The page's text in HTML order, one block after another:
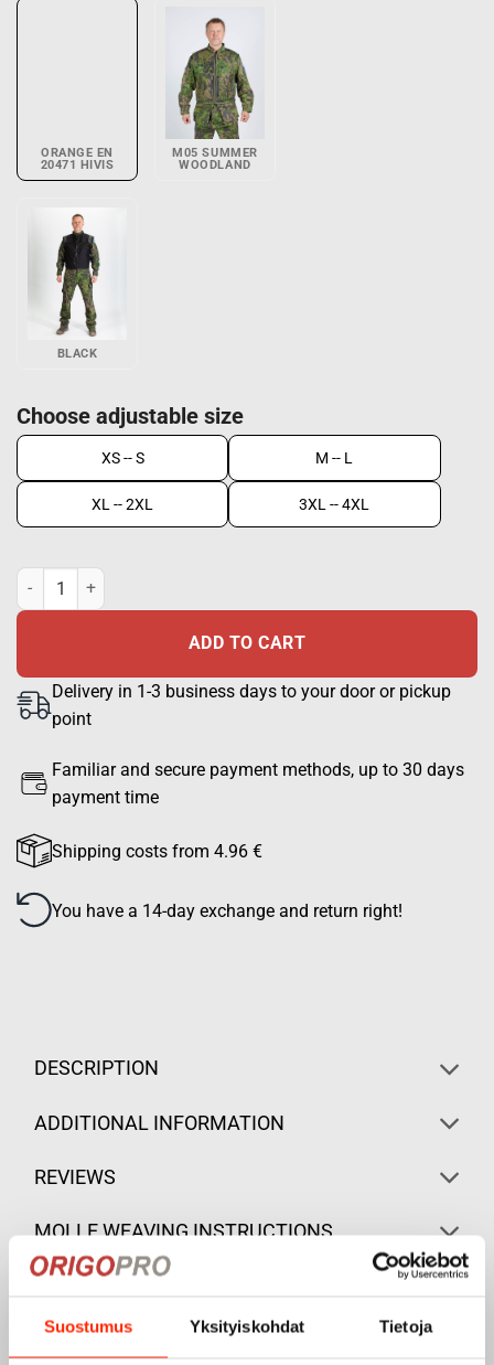
Suostumus Yksityiskohdat Tietoja
ORANGE EN
20471 HIVIS
M05 SUMMER
WOODLAND
BLACK
Choose adjustable size
XS -- S M -- L
XL -- 2XL 3XL -- 4XL
HiVis Hunting vest Nuka-Trail, EN 20471 HiVis orange quantity
ADD TO CART
Delivery in 1-3 business days to your door or pickup
point
Familiar and secure payment methods, up to 30 days
payment time
Shipping costs from 4.96 €
You have a 14-day exchange and return right!
DESCRIPTION
ADDITIONAL INFORMATION
REVIEWS
MOLLE WEAVING INSTRUCTIONS